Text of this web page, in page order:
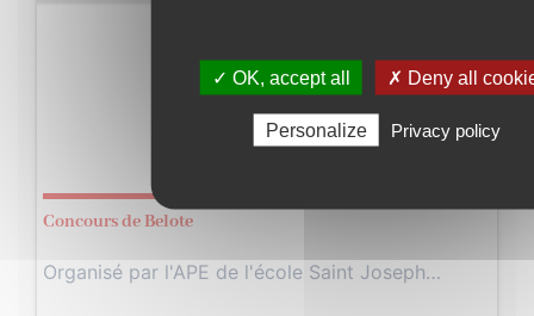
23
Mars
Concours de Belote
Organisé par l'APE de l'école Saint Joseph…
✓ OK, accept all ✗ Deny all
Personalize Privacy policy